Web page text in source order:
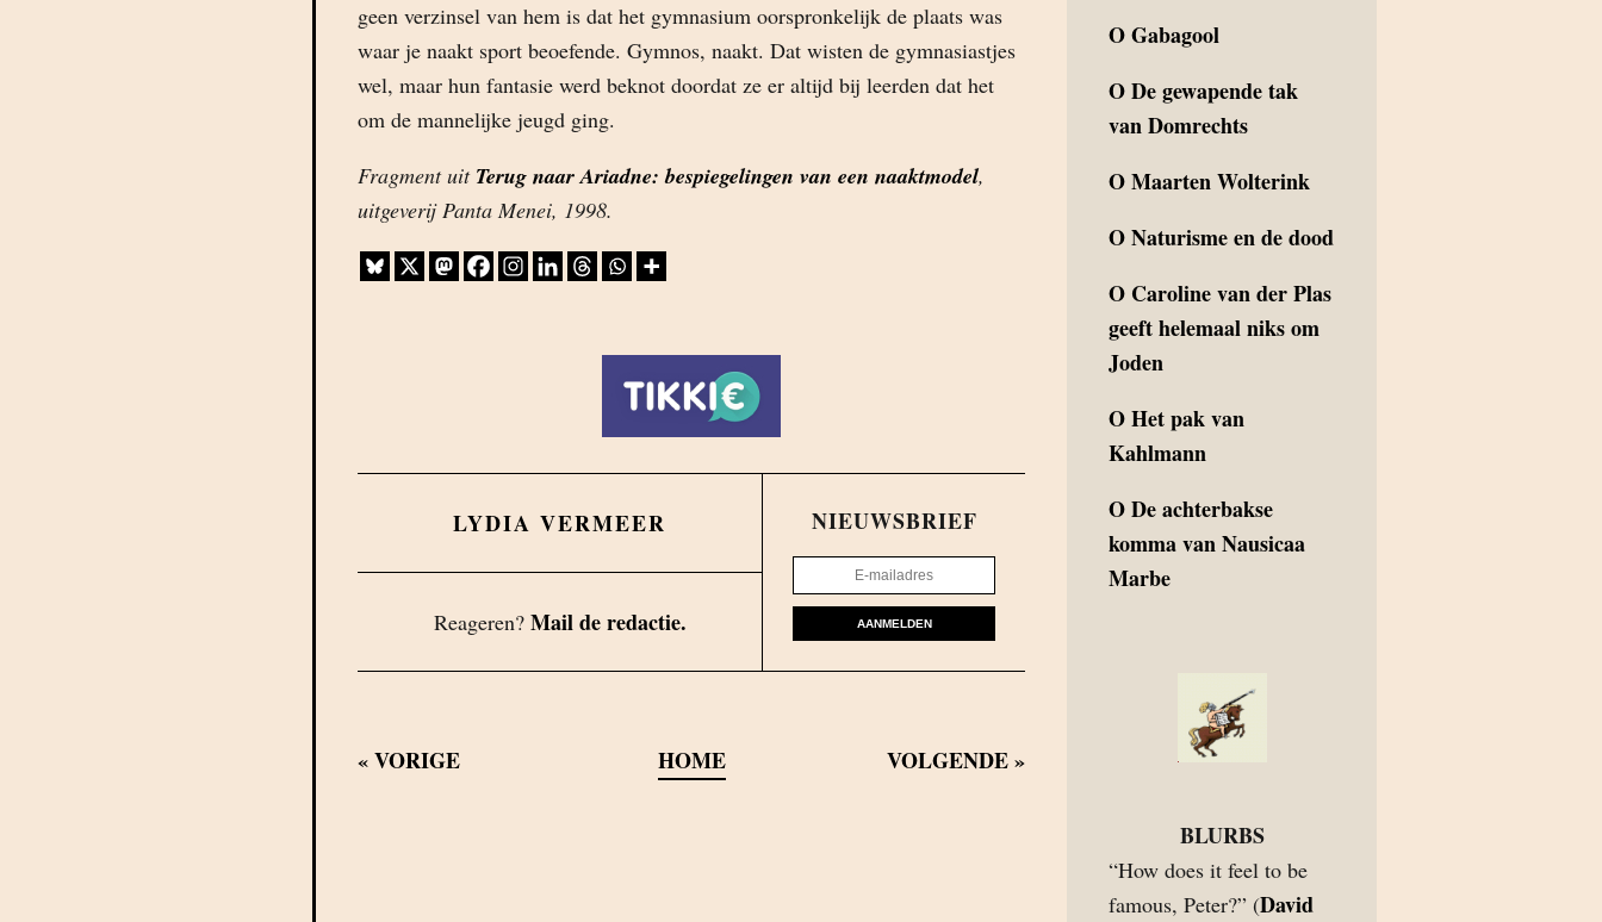
geen verzinsel van hem is dat het gymnasium oorspronkelijk de plaats was
waar je naakt sport beoefende. Gymnos, naakt. Dat wisten de gymnasiastjes
wel, maar hun fantasie werd beknot doordat ze er altijd bij leerden dat het
om de mannelijke jeugd ging.
Fragment uit Terug naar Ariadne: bespiegelingen van een naaktmodel,
uitgeverij Panta Menei, 1998.
LYDIA VERMEER
Reageren? Mail de redactie.
NIEUWSBRIEF
AANMELDEN
«VORIGE HOME VOLGENDE»
OGabagool
ODe gewapende tak
van Domrechts
OMaarten Wolterink
ONaturisme en de dood
O Caroline van der Plas
geeft helemaal niks om
Joden
OHet pak van
Kahlmann
ODe achterbakse
komma van Nausicaa
Marbe
BLURBS
“How does it feel to be
famous, Peter?” (David